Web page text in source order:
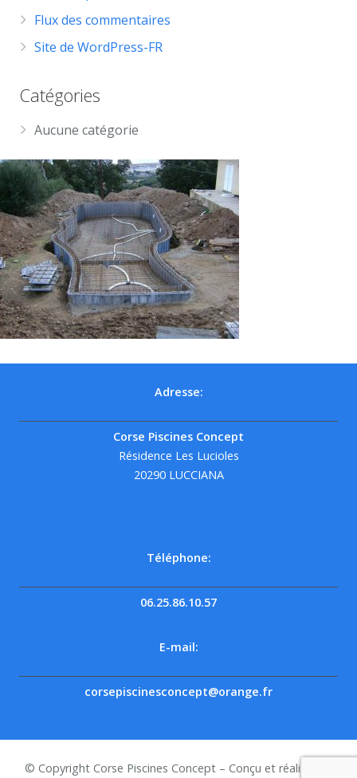
Flux des commentaires
Site de WordPress-FR
Catégories
Aucune catégorie
Adresse:
Corse Piscines Concept
Résidence Les Lucioles
20290 LUCCIANA
Téléphone:
06.25.86.10.57
E-mail:
corsepiscinesconcept@orange.fr
© Copyright Corse Piscines Concept – Conçu et réalisé par